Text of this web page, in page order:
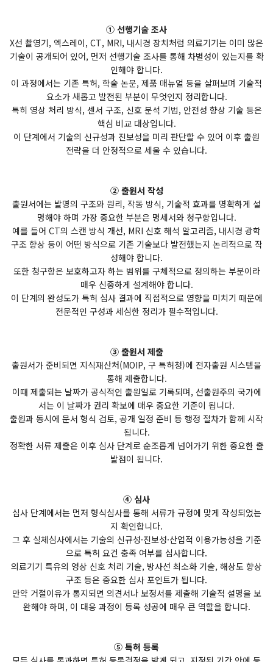
① 선행기술 조사
X선 촬영기, 엑스레이, CT, MRI, 내시경 장치처럼 의료기기는 이미 많은
기술이 공개되어 있어, 먼저 선행기술 조사를 통해 차별성이 있는지를 확
인해야 합니다.
이 과정에서는 기존 특허, 학술 논문, 제품 매뉴얼 등을 살펴보며 기술적
요소가 새롭고 발전된 부분이 무엇인지 정리합니다.
특히 영상 처리 방식, 센서 구조, 신호 분석 기법, 안전성 향상 기술 등은
핵심 비교 대상입니다.
이 단계에서 기술의 신규성과 진보성을 미리 판단할 수 있어 이후 출원
전략을 더 안정적으로 세울 수 있습니다.
② 출원서 작성
출원서에는 발명의 구조와 원리, 작동 방식, 기술적 효과를 명확하게 설
명해야 하며 가장 중요한 부분은 명세서와 청구항입니다.
예를 들어 CT의 스캔 방식 개선, MRI 신호 해석 알고리즘, 내시경 광학
구조 향상 등이 어떤 방식으로 기존 기술보다 발전했는지 논리적으로 작
성해야 합니다.
또한 청구항은 보호하고자 하는 범위를 구체적으로 정의하는 부분이라
매우 신중하게 설계해야 합니다.
이 단계의 완성도가 특허 심사 결과에 직접적으로 영향을 미치기 때문에
전문적인 구성과 세심한 정리가 필수적입니다.
③ 출원서 제출
출원서가 준비되면 지식재산처(MOIP, 구 특허청)에 전자출원 시스템을
통해 제출합니다.
이때 제출되는 날짜가 공식적인 출원일로 기록되며, 선출원주의 국가에
서는 이 날짜가 권리 확보에 매우 중요한 기준이 됩니다.
출원과 동시에 문서 형식 검토, 공개 일정 준비 등 행정 절차가 함께 시작
됩니다.
정확한 서류 제출은 이후 심사 단계로 순조롭게 넘어가기 위한 중요한 출
발점이 됩니다.
④ 심사
심사 단계에서는 먼저 형식심사를 통해 서류가 규정에 맞게 작성되었는
지 확인합니다.
그 후 실체심사에서는 기술의 신규성·진보성·산업적 이용가능성을 기준
으로 특허 요건 충족 여부를 심사합니다.
의료기기 특유의 영상 신호 처리 기술, 방사선 최소화 기술, 해상도 향상
구조 등은 중요한 심사 포인트가 됩니다.
만약 거절이유가 통지되면 의견서나 보정서를 제출해 기술적 설명을 보
완해야 하며, 이 대응 과정이 등록 성공에 매우 큰 역할을 합니다.
⑤ 특허 등록